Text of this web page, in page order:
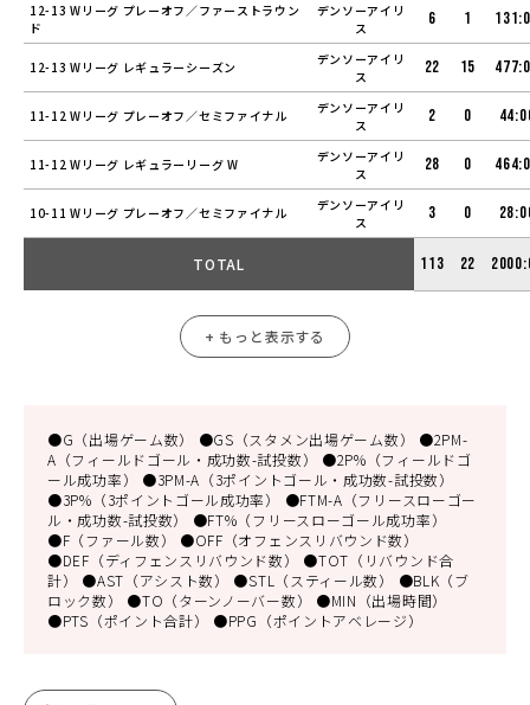
12-13 Wリーグ プレーオフ／ファーストラウン
ド
デンソーアイリ
ス
6 1
12-13 Wリーグ レギュラーシーズン
デンソーアイリ
ス
22 15
11-12 Wリーグ プレーオフ／セミファイナル
デンソーアイリ
ス
2 0
11-12 Wリーグ レギュラーリーグ W
デンソーアイリ
ス
28 0
10-11 Wリーグ プレーオフ／セミファイナル
デンソーアイリ
ス
3 0
TOTAL 113 22
+ もっと表示する
●G（出場ゲーム数） ●GS（スタメン出場ゲーム数） ●2PM-
A（フィールドゴール・成功数-試投数） ●2P%（フィールドゴ
ール成功率） ●3PM-A（3ポイントゴール・成功数-試投数）
●3P%（3ポイントゴール成功率） ●FTM-A（フリースローゴー
ル・成功数-試投数） ●FT%（フリースローゴール成功率）
●F（ファール数） ●OFF（オフェンスリバウンド数）
●DEF（ディフェンスリバウンド数） ●TOT（リバウンド合
計） ●AST（アシスト数） ●STL（スティール数） ●BLK（ブ
ロック数） ●TO（ターンノーバー数） ●MIN（出場時間）
●PTS（ポイント合計） ●PPG（ポイントアベレージ）